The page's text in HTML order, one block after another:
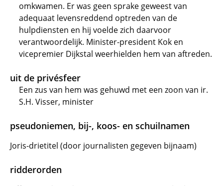
omkwamen. Er was geen sprake geweest van
adequaat levensreddend optreden van de
hulpdiensten en hij voelde zich daarvoor
verantwoordelijk. Minister-president Kok en
vicepremier Dijkstal weerhielden hem van aftreden.
uit de privésfeer
Een zus van hem was gehuwd met een zoon van ir.
S.H. Visser, minister
pseudoniemen, bij-, koos- en schuilnamen
Joris-drietitel (door journalisten gegeven bijnaam)
ridderorden